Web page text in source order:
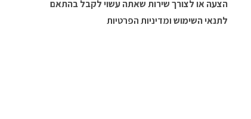
הצעה או לצורך שירות שאתה עשוי לקבל בהתאם
לתנאי השימושומדיניות הפרטיות